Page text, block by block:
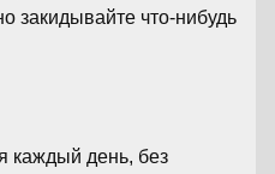
закидывайте что-нибудь
каждый день, без